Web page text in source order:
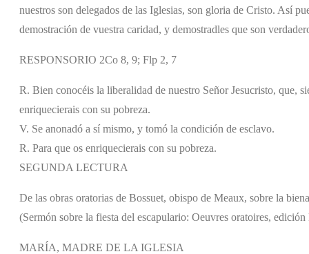
nuestros son delegados de las Iglesias, son gloria de Cristo. Así
demostración de vuestra caridad, y demostradles que son
RESPONSORIO 2Co 8, 9; Flp 2, 7
R. Bien conocéis la liberalidad de nuestro Señor Jesucristo, que,
enriquecierais con su pobreza.
V. Se anonadó a sí mismo, y tomó la condición de esclavo.
R. Para que os enriquecierais con su pobreza.
SEGUNDA LECTURA
De las obras oratorias de Bossuet, obispo de Meaux, sobre la
(Sermón sobre la fiesta del escapulario: Oeuvres oratoires,
MARÍA, MADRE DE LA IGLESIA